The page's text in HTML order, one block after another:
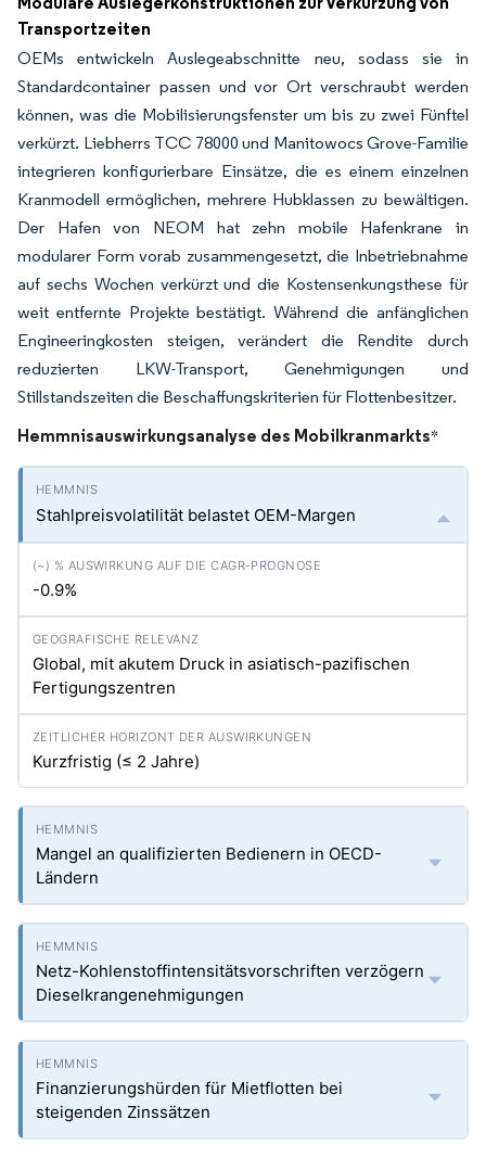
Transportzeiten
OEMs entwickeln Auslegeabschnitte neu, sodass sie in
Standardcontainer passen und vor Ort verschraubt werden
können, was die Mobilisierungsfenster um bis zu zwei Fünftel
verkürzt. Liebherrs TCC 78000 und Manitowocs Grove-Familie
integrieren konfigurierbare Einsätze, die es einem einzelnen
Kranmodell ermöglichen, mehrere Hubklassen zu bewältigen.
Der Hafen von NEOM hat zehn mobile Hafenkrane in
modularer Form vorab zusammengesetzt, die Inbetriebnahme
auf sechs Wochen verkürzt und die Kostensenkungsthese für
weit entfernte Projekte bestätigt. Während die anfänglichen
Engineeringkosten steigen, verändert die Rendite durch
reduzierten LKW-Transport, Genehmigungen und
Stillstandszeiten die Beschaffungskriterien für Flottenbesitzer.
Hemmnisauswirkungsanalyse des Mobilkranmarkts*
Stahlpreisvolatilität belastet OEM-Margen
-0.9%
Global, mit akutem Druck in asiatisch-pazifischen
Fertigungszentren
Kurzfristig (≤ 2 Jahre)
Mangel an qualifizierten Bedienern in OECD-
Ländern
Netz-Kohlenstoffintensitätsvorschriften verzögern
Dieselkrangenehmigungen
Finanzierungshürden für Mietflotten bei
steigenden Zinssätzen